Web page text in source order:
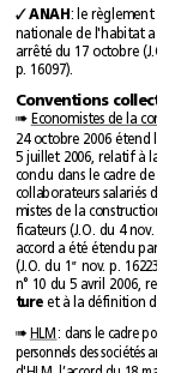
 ANAH
p.16097).
➠
(J.O. du 1 er
ture
➠ HLM